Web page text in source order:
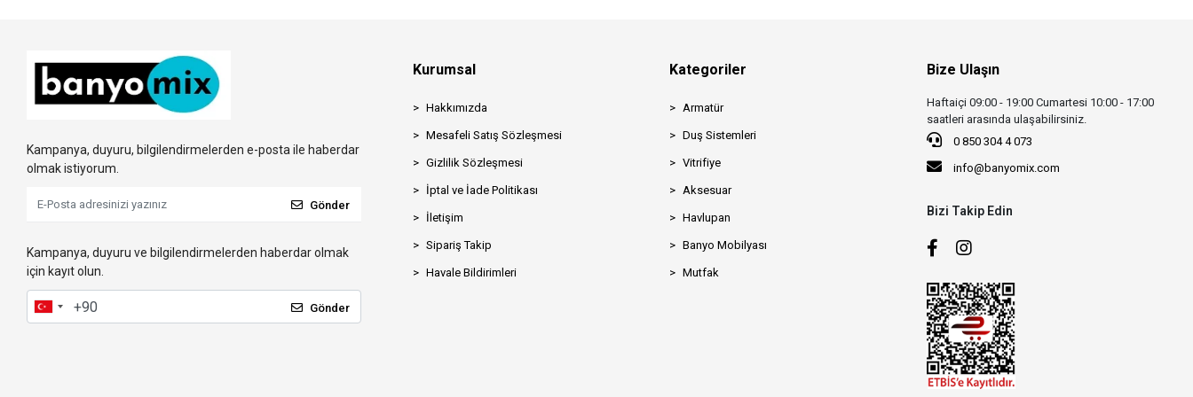
Kampanya, duyuru, bilgilendirmelerden e-posta ile haberdar
olmak istiyorum.
Gönder
Kampanya, duyuru ve bilgilendirmelerden haberdar olmak
için kayıt olun.
Gönder
Kurumsal
Hakkımızda
Mesafeli Satış Sözleşmesi
Gizlilik Sözleşmesi
İptal ve İade Politikası
İletişim
Sipariş Takip
Havale Bildirimleri
Kategoriler
Armatür
Duş Sistemleri
Vitrifiye
Aksesuar
Havlupan
Banyo Mobilyası
Mutfak
Bize Ulaşın
Haftaiçi 09:00 - 19:00 Cumartesi 10:00 - 17:00
saatleri arasında ulaşabilirsiniz.
0 850 304 4 073
info@banyomix.com
Bizi Takip Edin